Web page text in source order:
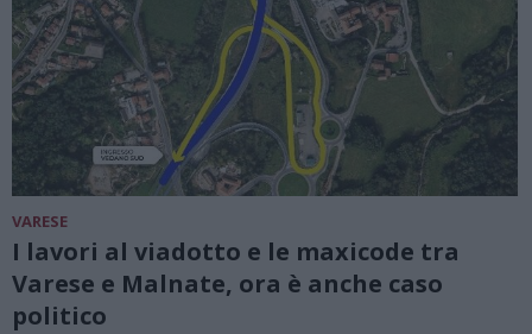
VARESE
I lavori al viadotto e le maxicode tra
Varese e Malnate, ora è anche caso
politico